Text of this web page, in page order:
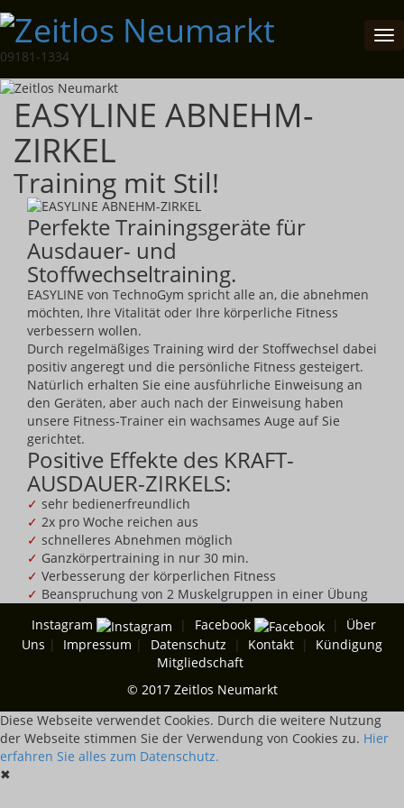
09181-1334
EASYLINE ABNEHM-
ZIRKEL
Training mit Stil!
Perfekte Trainingsgeräte für
Ausdauer- und
Stoffwechseltraining.
EASYLINE von TechnoGym spricht alle an, die abnehmen
möchten, Ihre Vitalität oder Ihre körperliche Fitness
verbessern wollen.
Durch regelmäßiges Training wird der Stoffwechsel dabei
positiv angeregt und die persönliche Fitness gesteigert.
Natürlich erhalten Sie eine ausführliche Einweisung an
den Geräten, aber auch nach der Einweisung haben
unsere Fitness-Trainer ein wachsames Auge auf Sie
gerichtet.
Positive Effekte des KRAFT-
AUSDAUER-ZIRKELS:
✓ sehr bedienerfreundlich
✓ 2x pro Woche reichen aus
✓ schnelleres Abnehmen möglich
✓ Ganzkörpertraining in nur 30 min.
✓ Verbesserung der körperlichen Fitness
✓ Beanspruchung von 2 Muskelgruppen in einer Übung
Instagram
| Facebook |
Über
Uns | Impressum | Datenschutz | Kontakt |
Kündigung
Mitgliedschaft
© 2017 Zeitlos Neumarkt
Diese Webseite verwendet Cookies. Durch die weitere Nutzung
der Webseite stimmen Sie der Verwendung von Cookies zu. Hier
erfahren Sie alles zum Datenschutz.
✖